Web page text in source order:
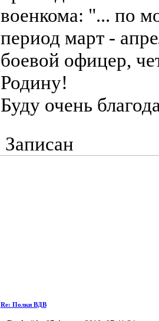
военкома: "... по
период март -
боевой офицер,
Родину!
Буду очень
Записан
Re: Полки ВДВ